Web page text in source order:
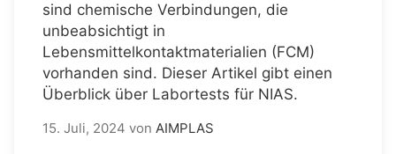
sind chemische Verbindungen, die
unbeabsichtigt in
Lebensmittelkontaktmaterialien (FCM)
vorhanden sind. Dieser Artikel gibt einen
Überblick über Labortests für NIAS.
15. Juli, 2024 von AIMPLAS